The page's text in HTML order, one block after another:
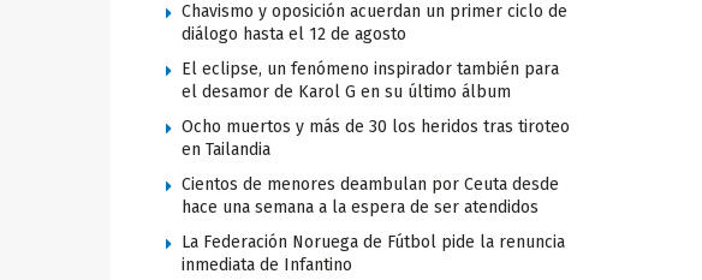
Chavismo y oposición acuerdan un primer ciclo de
diálogo hasta el 12 de agosto
El eclipse, un fenómeno inspirador también para
el desamor de Karol G en su último álbum
Ocho muertos y más de 30 los heridos tras tiroteo
en Tailandia
Cientos de menores deambulan por Ceuta desde
hace una semana a la espera de ser atendidos
La Federación Noruega de Fútbol pide la renuncia
inmediata de Infantino